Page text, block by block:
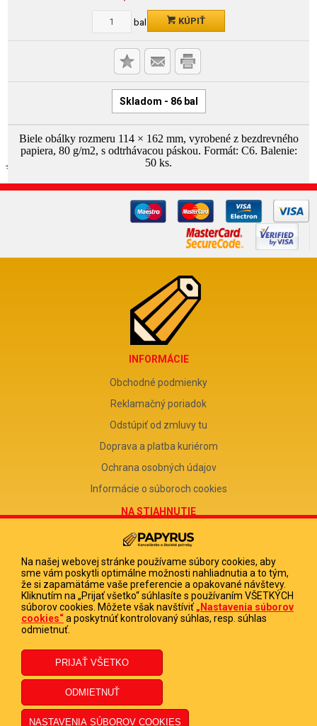
bal KÚPIŤ
Skladom - 86 bal
Biele obálky rozmeru 114 × 162 mm, vyrobené z bezdrevného
papiera, 80 g/m2, s odtrhávacou páskou. Formát: C6. Balenie:
50 ks.
INFORMÁCIE
Obchodné podmienky
Reklamačný poriadok
Odstúpiť od zmluvy tu
Doprava a platba kuriérom
Ochrana osobných údajov
Informácie o súboroch cookies
NA STIAHNUTIE
Reklamačný formulár
Odstúpenie od zmluvy
Poučenie o odstúpení od zmluvy
FIRMA
PAPYRUS POPRAD, s.r.o.
DIČ 2020513880
IČ DPH SK2020513880
Na našej webovej stránke používame súbory cookies, aby
sme vám poskytli optimálne možnosti nahliadnutia a to tým,
že si zapamätáme vaše preferencie a opakované návštevy.
Kliknutím na „Prijať všetko“ súhlasíte s používaním VŠETKÝCH
súborov cookies. Môžete však navštíviť „Nastavenia súborov
cookies“a poskytnúť kontrolovaný súhlas, resp. súhlas
odmietnuť.